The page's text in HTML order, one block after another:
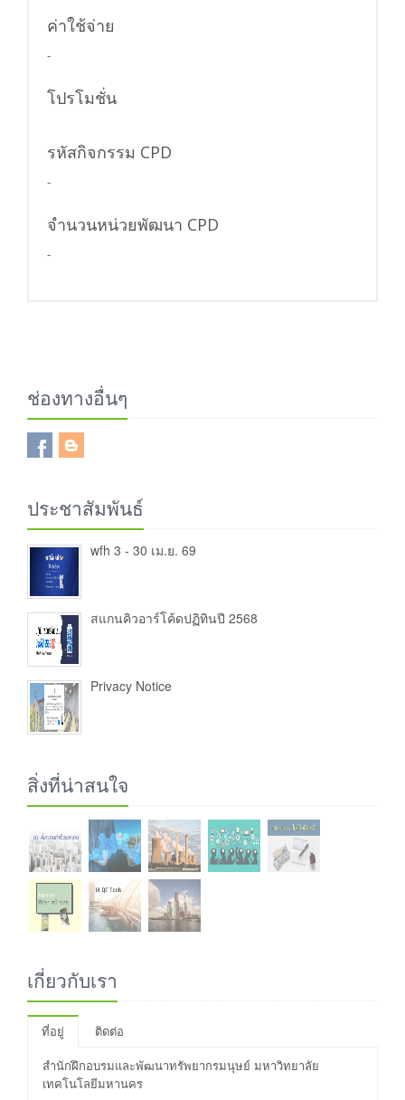
ค่าใช้จ่าย
-
โปรโมชั่น
รหัสกิจกรรม CPD
-
จำนวนหน่วยพัฒนา CPD
-
ช่องทางอื่นๆ
ประชาสัมพันธ์
wfh 3 - 30 เม.ย. 69
สแกนคิวอาร์โค้ดปฏิทินปี 2568
Privacy Notice
สิ่งที่น่าสนใจ
เกี่ยวกับเรา
ที่อยู่
ติดต่อ
สำนักฝึกอบรมและพัฒนาทรัพยากรมนุษย์ มหาวิทยาลัย
เทคโนโลยีมหานคร